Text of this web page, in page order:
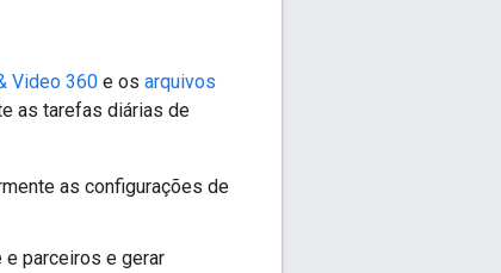
Video 360 e os arquivos
as tarefas diárias de
as configurações de
e parceiros e gerar